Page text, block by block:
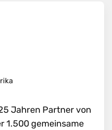
Jahren Partner von
1.500 gemeinsame